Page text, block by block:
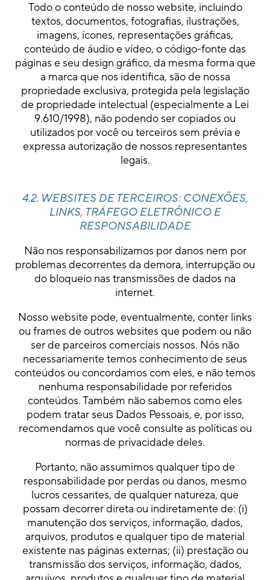
Todo o conteúdo de nosso website, incluindo
textos, documentos, fotografias, ilustrações,
imagens, ícones, representações gráficas,
conteúdo de áudio e vídeo, o código-fonte das
páginas e seu design gráfico, da mesma forma que
a marca que nos identifica, são de nossa
propriedade exclusiva, protegida pela legislação
de propriedade intelectual (especialmente a Lei
9.610/1998), não podendo ser copiados ou
utilizados por você ou terceiros sem prévia e
expressa autorização de nossos representantes
legais.
4.2. WEBSITES DE TERCEIROS: CONEXÕES,
LINKS, TRÁFEGO ELETRÔNICO E
RESPONSABILIDADE
Não nos responsabilizamos por danos nem por
problemas decorrentes da demora, interrupção ou
do bloqueio nas transmissões de dados na
internet.
Nosso website pode, eventualmente, conter links
ou frames de outros websites que podem ou não
ser de parceiros comerciais nossos. Nós não
necessariamente temos conhecimento de seus
conteúdos ou concordamos com eles, e não temos
nenhuma responsabilidade por referidos
conteúdos. Também não sabemos como eles
podem tratar seus Dados Pessoais, e, por isso,
recomendamos que você consulte as políticas ou
normas de privacidade deles.
Portanto, não assumimos qualquer tipo de
responsabilidade por perdas ou danos, mesmo
lucros cessantes, de qualquer natureza, que
possam decorrer direta ou indiretamente de: (i)
manutenção dos serviços, informação, dados,
arquivos, produtos e qualquer tipo de material
existente nas páginas externas; (ii) prestação ou
transmissão dos serviços, informação, dados,